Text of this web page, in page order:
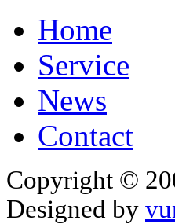
Home
Service
News
Contact
Copyright ©
Designed by